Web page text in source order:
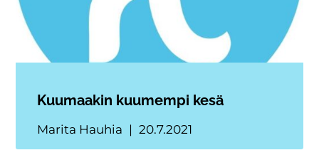
Kuumaakin kuumempi kesä
Marita Hauhia 20.7.2021